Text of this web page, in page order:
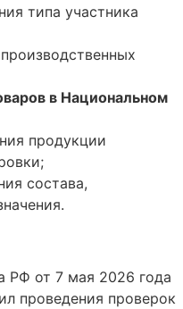
типа участника
в Национальном
продукции
состава,
РФ от 7 мая 2026 года
проведения проверок